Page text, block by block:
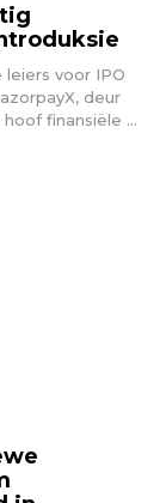
voor IPO
deur
finansiële ...